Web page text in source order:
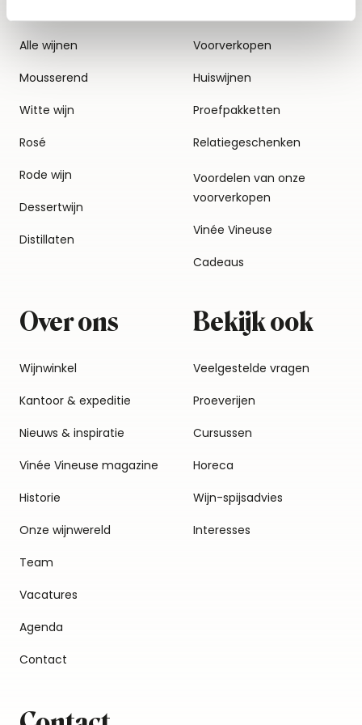
Alle wijnen
Mousserend
Witte wijn
Rosé
Rode wijn
Dessertwijn
Distillaten
Voorverkopen
Huiswijnen
Proefpakketten
Relatiegeschenken
Voordelen van onze
voorverkopen
Vinée Vineuse
Cadeaus
Over ons
Wijnwinkel
Kantoor & expeditie
Nieuws & inspiratie
Vinée Vineuse magazine
Historie
Onze wijnwereld
Team
Vacatures
Agenda
Contact
Bekijk ook
Veelgestelde vragen
Proeverijen
Cursussen
Horeca
Wijn-spijsadvies
Interesses